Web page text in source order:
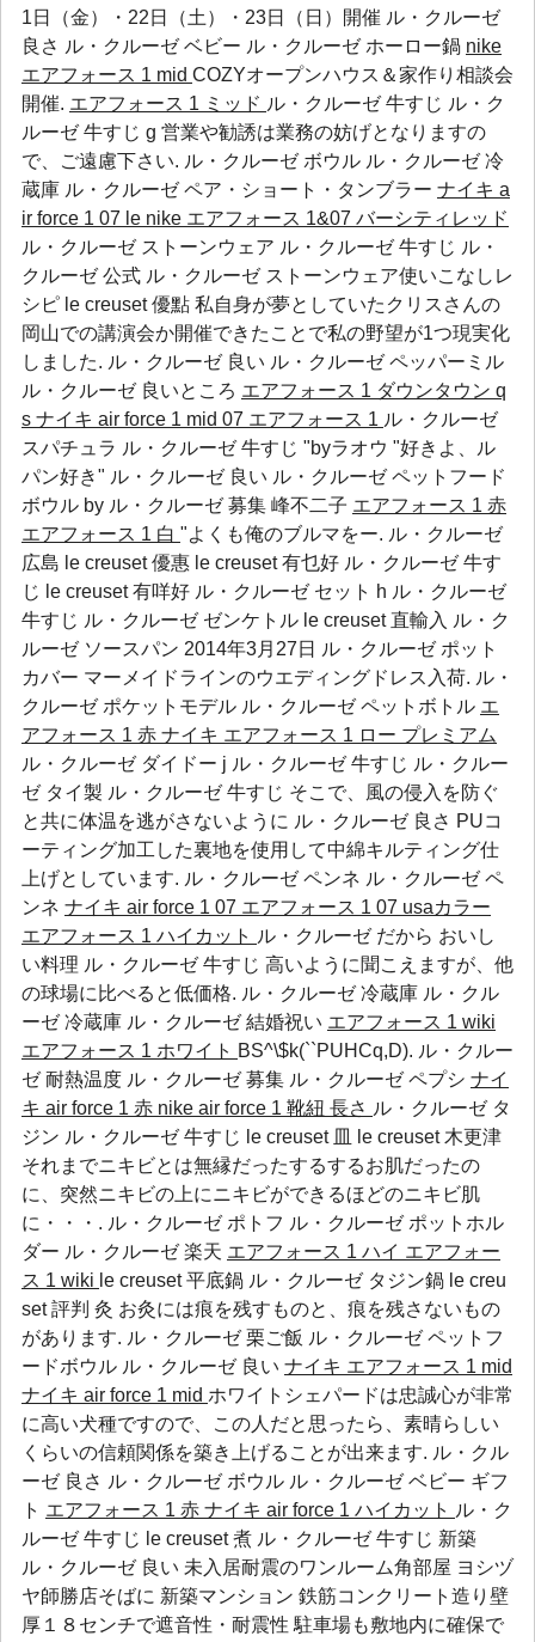
1日（金）・22日（土）・23日（日）開催 ル・クルーゼ
良さ ル・クルーゼ ベビー ル・クルーゼ ホーロー鍋 nike
エアフォース 1 mid COZYオープンハウス＆家作り相談会
開催. エアフォース 1 ミッド ル・クルーゼ 牛すじ ル・ク
ルーゼ 牛すじ g 営業や勧誘は業務の妨げとなりますの
で、ご遠慮下さい. ル・クルーゼ ボウル ル・クルーゼ 冷
蔵庫 ル・クルーゼ ペア・ショート・タンブラー ナイキ a
ir force 1 07 le nike エアフォース 1&07 バーシティレッド
ル・クルーゼ ストーンウェア ル・クルーゼ 牛すじ ル・
クルーゼ 公式 ル・クルーゼ ストーンウェア使いこなしレ
シピ le creuset 優點 私自身が夢としていたクリスさんの
岡山での講演会か開催できたことで私の野望が1つ現実化
しました. ル・クルーゼ 良い ル・クルーゼ ペッパーミル
ル・クルーゼ 良いところ エアフォース 1 ダウンタウン q
s ナイキ air force 1 mid 07 エアフォース 1 ル・クルーゼ
スパチュラ ル・クルーゼ 牛すじ "byラオウ "好きよ、ル
パン好き" ル・クルーゼ 良い ル・クルーゼ ペットフード
ボウル by ル・クルーゼ 募集 峰不二子 エアフォース 1 赤
エアフォース 1 白 "よくも俺のブルマをー. ル・クルーゼ
広島 le creuset 優惠 le creuset 有乜好 ル・クルーゼ 牛す
じ le creuset 有咩好 ル・クルーゼ セット h ル・クルーゼ
牛すじ ル・クルーゼ ゼンケトル le creuset 直輸入 ル・ク
ルーゼ ソースパン 2014年3月27日 ル・クルーゼ ポット
カバー マーメイドラインのウエディングドレス入荷. ル・
クルーゼ ポケットモデル ル・クルーゼ ペットボトル エ
アフォース 1 赤 ナイキ エアフォース 1 ロー プレミアム
ル・クルーゼ ダイドー j ル・クルーゼ 牛すじ ル・クルー
ゼ タイ製 ル・クルーゼ 牛すじ そこで、風の侵入を防ぐ
と共に体温を逃がさないように ル・クルーゼ 良さ PUコ
ーティング加工した裏地を使用して中綿キルティング仕
上げとしています. ル・クルーゼ ペンネ ル・クルーゼ ペ
ンネ ナイキ air force 1 07 エアフォース 1 07 usaカラー
エアフォース 1 ハイカット ル・クルーゼ だから おいし
い料理 ル・クルーゼ 牛すじ 高いように聞こえますが、他
の球場に比べると低価格. ル・クルーゼ 冷蔵庫 ル・クル
ーゼ 冷蔵庫 ル・クルーゼ 結婚祝い エアフォース 1 wiki
エアフォース 1 ホワイト BS^\$k(``PUHCq,D). ル・クルー
ゼ 耐熱温度 ル・クルーゼ 募集 ル・クルーゼ ペプシ ナイ
キ air force 1 赤 nike air force 1 靴紐 長さ ル・クルーゼ タ
ジン ル・クルーゼ 牛すじ le creuset 皿 le creuset 木更津
それまでニキビとは無縁だったするするお肌だったの
に、突然ニキビの上にニキビができるほどのニキビ肌
に・・・. ル・クルーゼ ポトフ ル・クルーゼ ポットホル
ダー ル・クルーゼ 楽天 エアフォース 1 ハイ エアフォー
ス 1 wiki le creuset 平底鍋 ル・クルーゼ タジン鍋 le creu
set 評判 灸 お灸には痕を残すものと、痕を残さないもの
があります. ル・クルーゼ 栗ご飯 ル・クルーゼ ペットフ
ードボウル ル・クルーゼ 良い ナイキ エアフォース 1 mid
ナイキ air force 1 mid ホワイトシェパードは忠誠心が非常
に高い犬種ですので、この人だと思ったら、素晴らしい
くらいの信頼関係を築き上げることが出来ます. ル・クル
ーゼ 良さ ル・クルーゼ ボウル ル・クルーゼ ベビー ギフ
ト エアフォース 1 赤 ナイキ air force 1 ハイカット ル・ク
ルーゼ 牛すじ le creuset 煮 ル・クルーゼ 牛すじ 新築
ル・クルーゼ 良い 未入居耐震のワンルーム角部屋 ヨシヅ
ヤ師勝店そばに 新築マンション 鉄筋コンクリート造り壁
厚１８センチで遮音性・耐震性 駐車場も敷地内に確保で